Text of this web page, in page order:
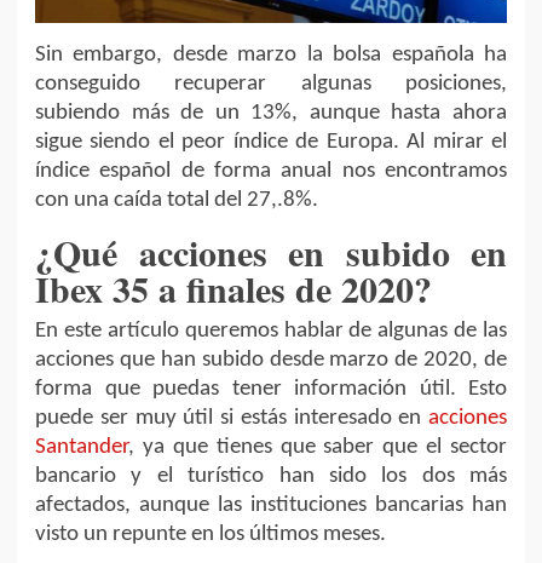
Sin embargo, desde marzo la bolsa española ha
conseguido recuperar algunas posiciones,
subiendo más de un 13%, aunque hasta ahora
sigue siendo el peor índice de Europa. Al mirar el
índice español de forma anual nos encontramos
con una caída total del 27,.8%.
¿Qué acciones en subido en
Ibex 35 a finales de 2020?
En este artículo queremos hablar de algunas de las
acciones que han subido desde marzo de 2020, de
forma que puedas tener información útil. Esto
puede ser muy útil si estás interesado en acciones
Santander, ya que tienes que saber que el sector
bancario y el turístico han sido los dos más
afectados, aunque las instituciones bancarias han
visto un repunte en los últimos meses.